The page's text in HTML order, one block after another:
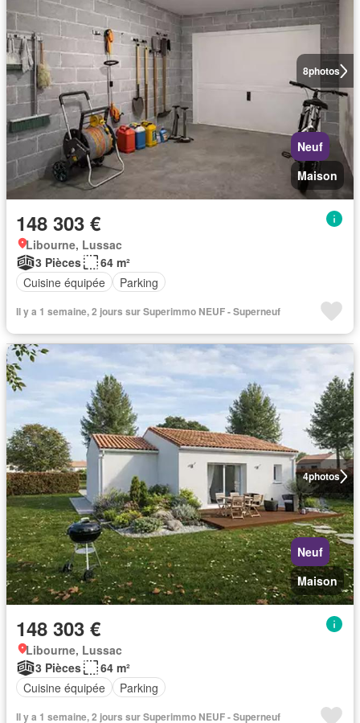
8photos
Neuf
Maison
148 303 €
Libourne, Lussac
3 Pièces
64 m²
Cuisine équipée
Parking
Il y a 1 semaine, 2 jours sur Superimmo NEUF - Superneuf
4photos
Neuf
Maison
148 303 €
Libourne, Lussac
3 Pièces
64 m²
Cuisine équipée
Parking
Il y a 1 semaine, 2 jours sur Superimmo NEUF - Superneuf